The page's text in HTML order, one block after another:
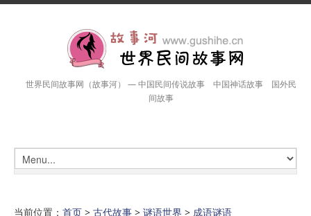
世界民间故事网（故事河） — 中国民间传说故事 中国神话故事 国外民
间故事
当前位置： 首页 > 古代故事 > 谜语世界 > 成语谜语